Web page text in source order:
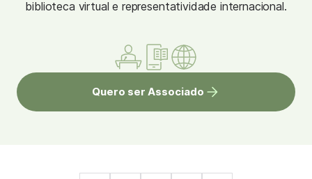
biblioteca virtual e representatividade internacional.
Quero ser Associado